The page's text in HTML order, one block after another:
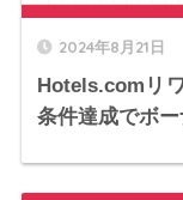
2024年8月21日
Hotels.comリ
条件達成でボ